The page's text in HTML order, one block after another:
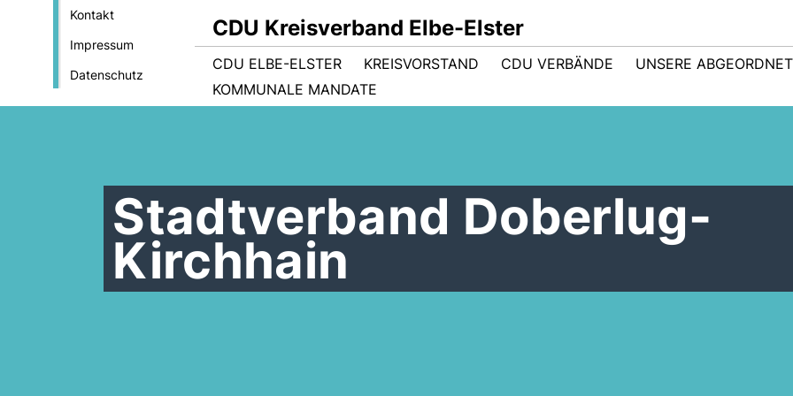
Kontakt
Impressum
Datenschutz
CDU Kreisverband Elbe-Elster
CDU ELBE-ELSTER KREISVORSTAND CDU VERBÄNDE
UNSERE
KOMMUNALE MANDATE
Stadtverband Doberlug-
Kirchhain